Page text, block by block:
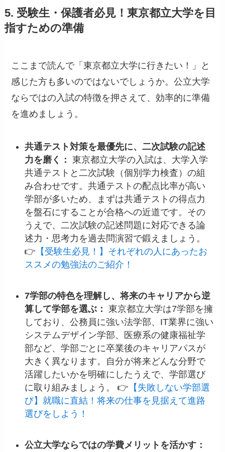
5. 受験生・保護者必見！東京都立大学を目
指すための準備
ここまで読んで「東京都立大学に行きたい！」と
感じた方も多いのではないでしょうか。公立大学
ならではの入試の特徴を押さえて、効率的に準備
を進めましょう。
共通テスト対策を最優先に、二次試験の記述
力を磨く： 東京都立大学の入試は、大学入学
共通テストと二次試験（個別学力検査）の組
み合わせです。共通テストの配点比率が高い
学部が多いため、まずは共通テストの得点力
を盤石にすることが合格への近道です。その
うえで、二次試験の記述問題に対応できる論
述力・思考力を過去問演習で鍛えましょう。
👉 【受験生必見！】それぞれの人にあったお
ススメの勉強法のご紹介！
7学部の特色を理解し、将来のキャリアから逆
算して学部を選ぶ： 東京都立大学は7学部を擁
しており、公務員に強い法学部、IT業界に強い
システムデザイン学部、医療系の健康福祉学
部など、学部ごとに卒業後のキャリアパスが
大きく異なります。自分が将来どんな分野で
活躍したいかを明確にしたうえで、学部選び
に取り組みましょう。 👉 【失敗しない学部選
び】就職に直結！将来の仕事を見据えて進路
選びをしよう！
公立大学ならではの学費メリットを活かす：